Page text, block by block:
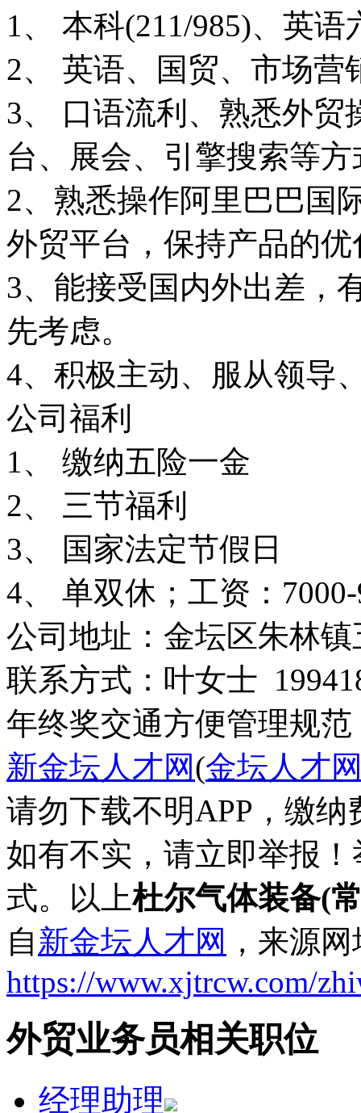
1、 本科(211/985)、英语
2、 英语、国贸、市场营
3、 口语流利、熟悉外贸
台、展会、引擎搜索等
2、熟悉操作阿里巴巴国
外贸平台，保持产品的
3、能接受国内外出差，
先考虑。
4、积极主动、服从领导
公司福利
1、 缴纳五险一金
2、 三节福利
3、 国家法定节假日
4、 单双休；工资：
公司地址：金坛区朱林镇
年终奖交通方便管理规范
新金坛人才网(金坛人才
请勿下载不明APP，缴
如有不实，请立即举报
式。以上杜尔气体装备(
自新金坛人才网 ，来源
https://www.xjtrcw.com/
外贸业务员相关职位
经理助理